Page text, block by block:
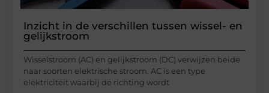
Inzicht in de verschillen tussen wissel- en
gelijkstroom
Wisselstroom (AC) en gelijkstroom (DC) verwijzen beide
naar soorten elektrische stroom. AC is een type
elektriciteit waarbij de richting wordt